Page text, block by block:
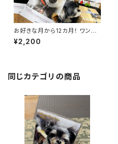
お好きな月から12カ月！ ワンニ
ャンのオリジナル卓上カレンダ
ー CDサイズ A：新規制作
¥2,200
同じカテゴリの商品